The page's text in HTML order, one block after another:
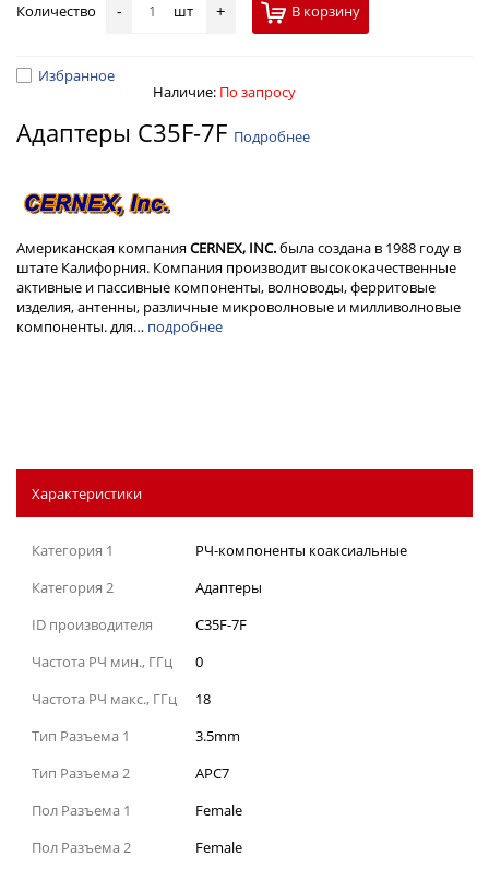
Количество - шт + В корзину
Избранное
Наличие: По запросу
Адаптеры C35F-7F Подробнее
Американская компанияCERNEX, INC.была создана в 1988 году в
штате Калифорния. Компания производит высококачественные
активные и пассивные компоненты, волноводы, ферритовые
изделия, антенны, различные микроволновые и милливолновые
компоненты. для… подробнее
Характеристики
Категория 1
РЧ-компоненты коаксиальные
Категория 2
Адаптеры
ID производителя
C35F-7F
Частота РЧ мин., ГГц
0
Частота РЧ макс., ГГц
18
Тип Разъема 1
3.5mm
Тип Разъема 2
APC7
Пол Разъема 1
Female
Пол Разъема 2
Female